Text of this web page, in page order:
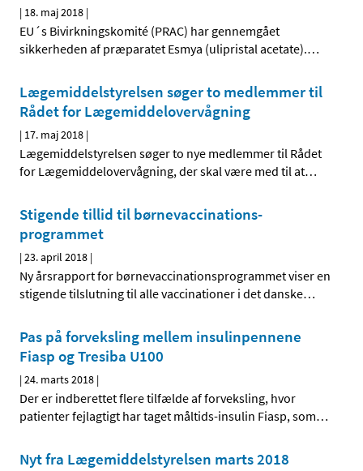
| 18. maj 2018 |
EU´s Bivirkningskomité (PRAC) har gennemgået
sikkerheden af præparatet Esmya (ulipristal acetate).…
Lægemiddelstyrelsen søger to medlemmer til
Rådet for Lægemiddelovervågning
| 17. maj 2018 |
Lægemiddelstyrelsen søger to nye medlemmer til Rådet
for Lægemiddelovervågning, der skal være med til at…
Stigende tillid til børnevaccinations-
programmet
|23. april 2018 |
Ny årsrapport for børnevaccinationsprogrammet viser en
stigende tilslutning til alle vaccinationer i det danske…
Pas på forveksling mellem insulinpennene
Fiasp og Tresiba U100
|24. marts 2018 |
Der er indberettet flere tilfælde af forveksling, hvor
patienter fejlagtigt har taget måltids-insulin Fiasp, som…
Nyt fra Lægemiddelstyrelsen marts 2018